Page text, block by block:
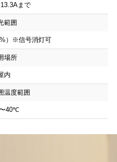
まで
範囲
）※信号消灯可
場所
内
温度範囲
40℃